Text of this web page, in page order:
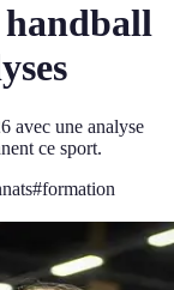
handball
avec une analyse
ce sport.
#formation